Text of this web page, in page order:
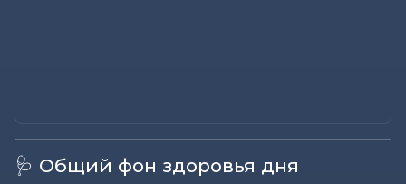
🩺 Общий фон здоровья дня